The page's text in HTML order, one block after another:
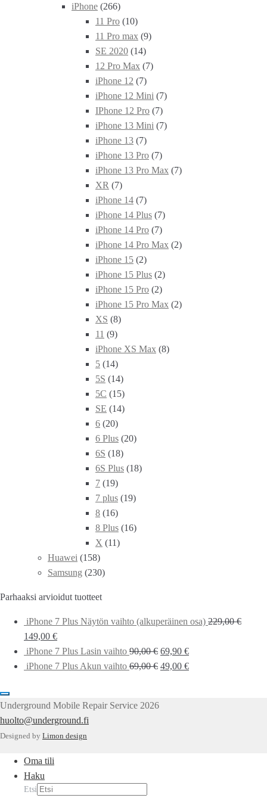
iPhone (266)
11 Pro (10)
11 Pro max (9)
SE 2020 (14)
12 Pro Max (7)
iPhone 12 (7)
iPhone 12 Mini (7)
IPhone 12 Pro (7)
iPhone 13 Mini (7)
iPhone 13 (7)
iPhone 13 Pro (7)
iPhone 13 Pro Max (7)
XR (7)
iPhone 14 (7)
iPhone 14 Plus (7)
iPhone 14 Pro (7)
iPhone 14 Pro Max (2)
iPhone 15 (2)
iPhone 15 Plus (2)
iPhone 15 Pro (2)
iPhone 15 Pro Max (2)
XS (8)
11 (9)
iPhone XS Max (8)
5 (14)
5S (14)
5C (15)
SE (14)
6 (20)
6 Plus (20)
6S (18)
6S Plus (18)
7 (19)
7 plus (19)
8 (16)
8 Plus (16)
X (11)
Huawei (158)
Samsung (230)
Parhaaksi arvioidut tuotteet
iPhone 7 Plus Näytön vaihto (alkuperäinen osa) 229,00€
149,00 €
iPhone 7 Plus Lasin vaihto 90,00€ 69,90 €
iPhone 7 Plus Akun vaihto 69,00€ 49,00 €
Underground Mobile Repair Service 2026
huolto@underground.fi
Designed by Limon design
Oma tili
Haku
Etsi